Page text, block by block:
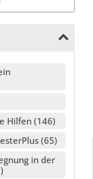
Hilfen 146
65
in der